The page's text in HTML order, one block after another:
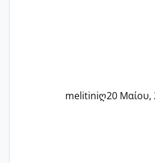
melitiniღ20 Μαίου,